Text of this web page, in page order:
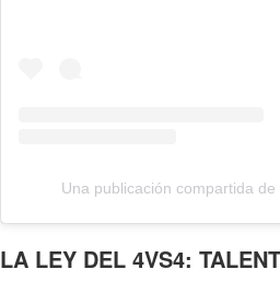
Una publicación compartida
LA LEY DEL 4VS4: